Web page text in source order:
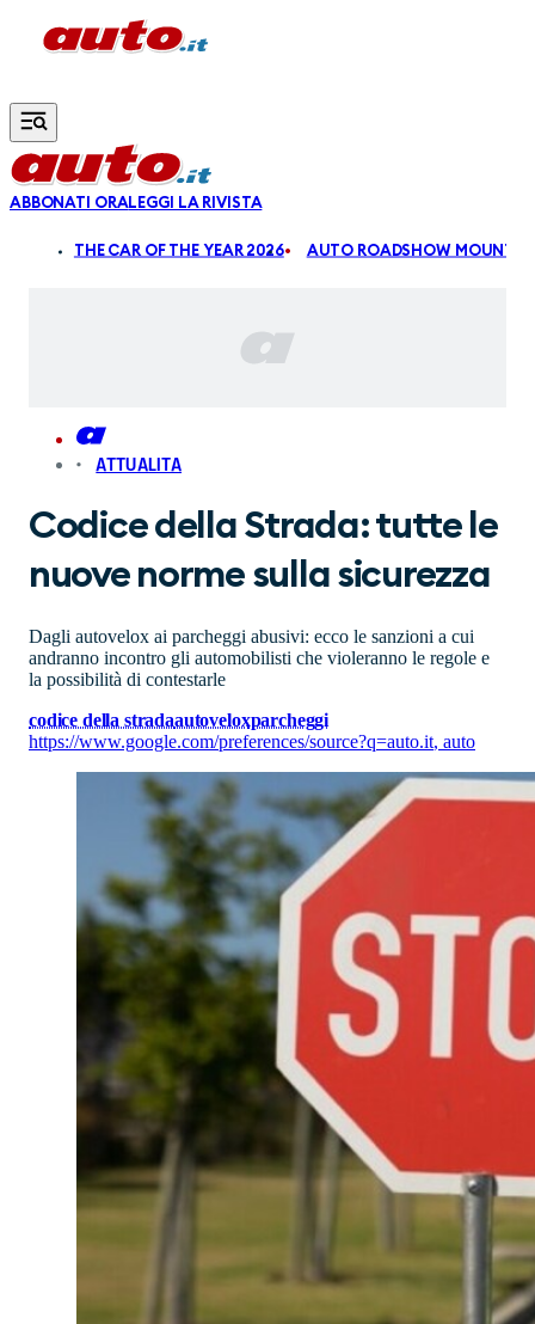
Vai al contenuto principale
ABBONATI ORALEGGI LA RIVISTA
THE CAR OF THE YEAR 2026 AUTO ROADSHOW
ATTUALITA
Codice della Strada: tutte le
nuove norme sulla sicurezza
Dagli autovelox ai parcheggi abusivi: ecco le sanzioni a cui
andranno incontro gli automobilisti che violeranno le regole e
la possibilità di contestarle
codice della stradaautoveloxparcheggi
https://www.google.com/preferences/source?q=auto.it, auto